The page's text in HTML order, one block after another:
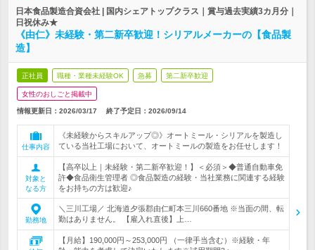
日本食品製造合資会社 | 国内シェアトップクラス｜賞与過去実績3カ月分｜
日祝休み★
《由仁》未経験・第二新卒歓迎！シリアルメーカーの【食品製
造】
正社員 職種・業種未経験OK 急募 第二新卒歓迎
女性のおしごと掲載中
情報更新日：2026/03/17 終了予定日： 2026/09/14
仕事内容
《未経験からスキルアップ◎》オートミール・シリアルを製造し
ている当社工場において、オートミールの製造をお任せします！
対象と
なる方
【高卒以上｜未経験・第二新卒歓迎！】＜必須＞◆普通自動車免
許◆食品衛生管理者 ◎食品製造の経験・当社業務に関連する経験
をお持ちの方は歓迎♪
勤務地
＼三川工場／ 北海道夕張郡由仁町本三川660番地 ※当面の間、転
勤はありません。 【雇入れ直後】上…
【月給】190,000円～253,000円 （一律手当含む）※経験・年